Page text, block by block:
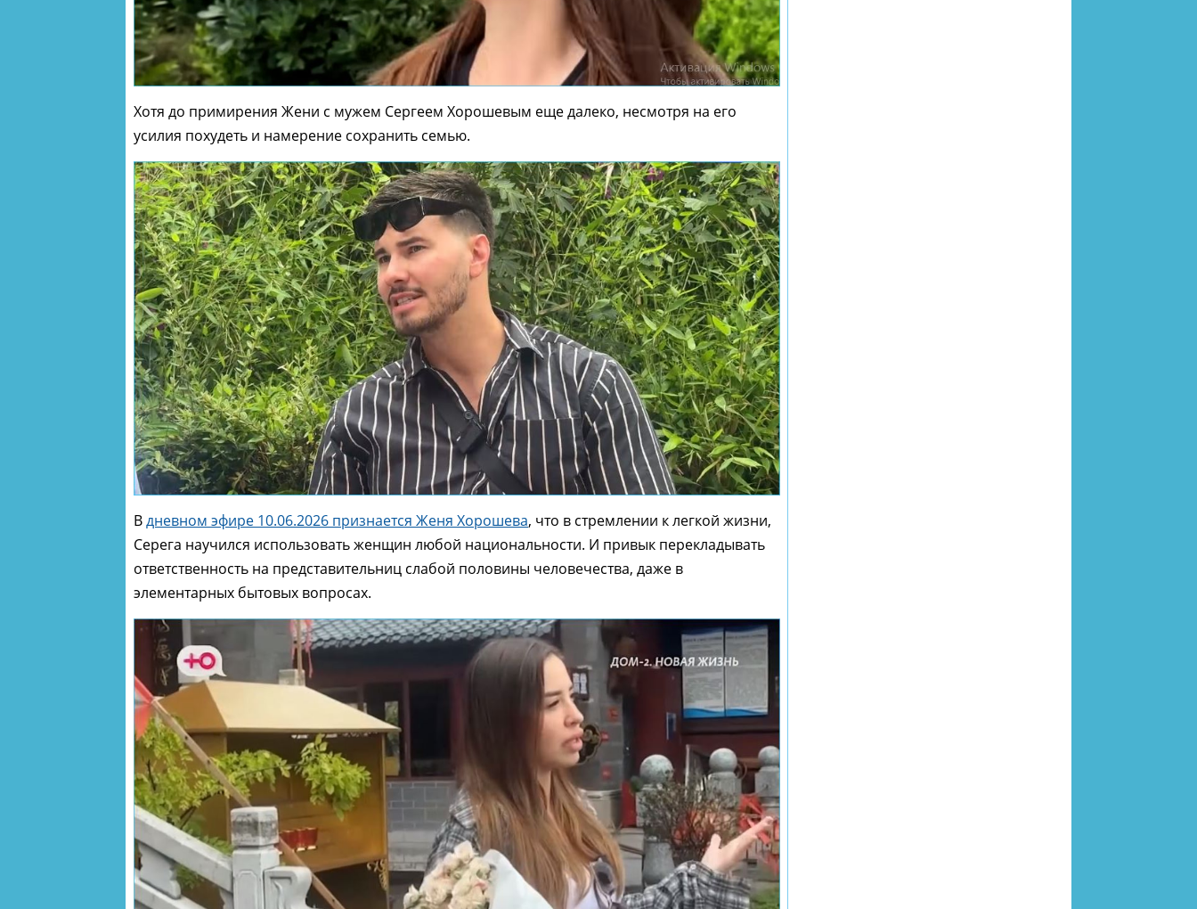
Хотя до примирения Жени с мужем Сергеем Хорошевым еще далеко, несмотря на его
усилия похудеть и намерение сохранить семью.
Вдневном эфире 10.06.2026 признается Женя Хорошева, что в стремлении к легкой жизни,
Серега научился использовать женщин любой национальности. И привык перекладывать
ответственность на представительниц слабой половины человечества, даже в
элементарных бытовых вопросах.